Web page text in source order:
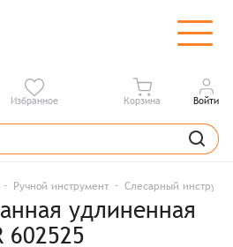
Избранное Корзина Войти
Ручной инструмент Слесарный
удлиненная
602525